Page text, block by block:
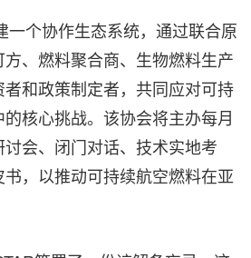
一个协作生态系统，通过联合原
、燃料聚合商、生物燃料生产
和政策制定者，共同应对可持
核心挑战。该协会将主办每月
会、闭门对话、技术实地考
，以推动可持续航空燃料在亚